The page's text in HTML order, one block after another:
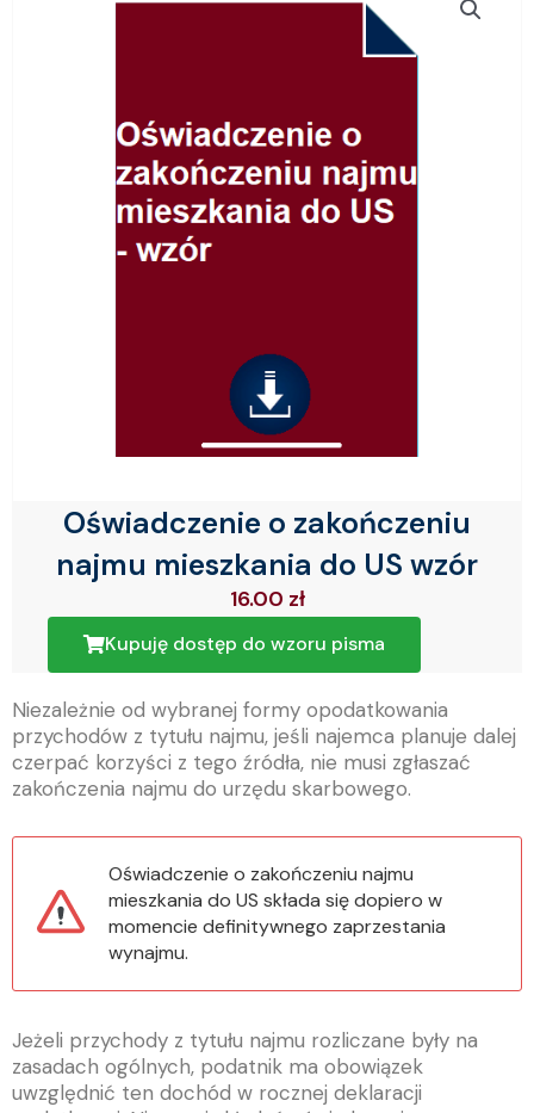
Oświadczenie o zakończeniu
najmu mieszkania do US wzór
16.00 zł
Kupuję dostęp do wzoru pisma
Niezależnie od wybranej formy opodatkowania
przychodów z tytułu najmu, jeśli najemca planuje dalej
czerpać korzyści z tego źródła, nie musi zgłaszać
zakończenia najmu do urzędu skarbowego.
Oświadczenie o zakończeniu najmu
mieszkania do US składa się dopiero w
momencie definitywnego zaprzestania
wynajmu.
Jeżeli przychody z tytułu najmu rozliczane były na
zasadach ogólnych, podatnik ma obowiązek
uwzględnić ten dochód w rocznej deklaracji